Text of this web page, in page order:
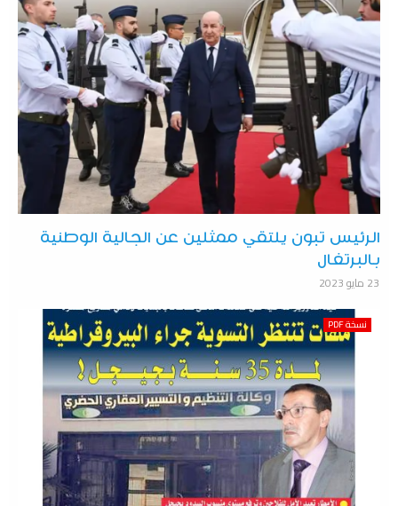
الرئيس تبون يلتقي ممثلين عن الجالية الوطنية
بالبرتغال
23 مايو 2023
نسخة PDF